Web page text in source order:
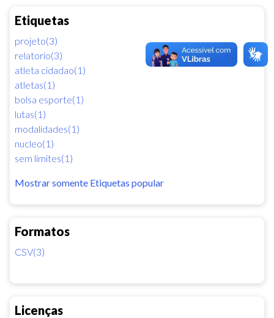
Etiquetas
projeto(3)
relatorio(3)
atleta cidadao(1)
atletas(1)
bolsa esporte(1)
lutas(1)
modalidades(1)
nucleo(1)
sem limites(1)
Mostrar somente Etiquetas popular
Formatos
CSV(3)
Licenças